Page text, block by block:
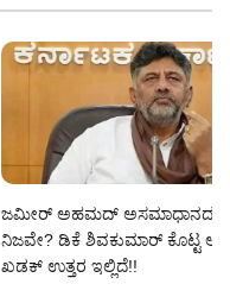
ಜಮೀರ್ ಅಹಮದ್ ಅಸಮಾಧಾನದ
ನಿಜವೇ? ಡಿಕೆ ಶಿವಕುಮಾರ್ ಕೊಟ್ಟ ಆ
ಖಡಕ್ ಉತ್ತರ ಇಲ್ಲಿದೆ!!